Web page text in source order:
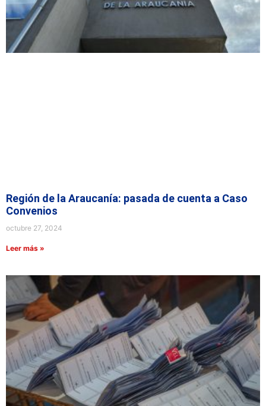
Región de la Araucanía: pasada de cuenta a Caso
Convenios
octubre 27, 2024
Leer más »